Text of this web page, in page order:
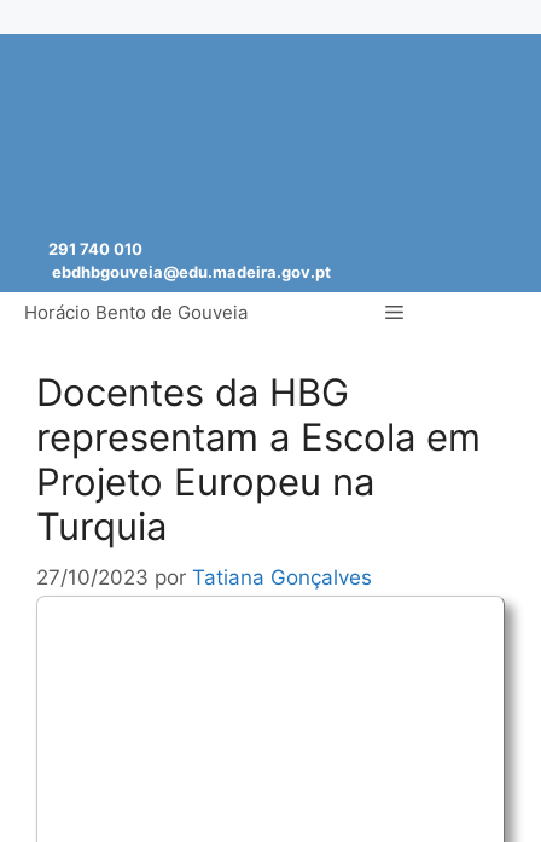
291 740 010
ebdhbgouveia@edu.madeira.gov.pt
Horácio Bento de Gouveia Menu
Docentes da HBG
representam a Escola em
Projeto Europeu na
Turquia
27/10/2023 por Tatiana Gonçalves